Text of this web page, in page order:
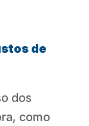
de
dos
como